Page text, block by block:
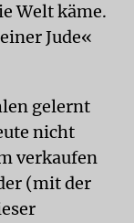
Welt käme.
Jude«
gelernt
nicht
verkaufen
(mit der